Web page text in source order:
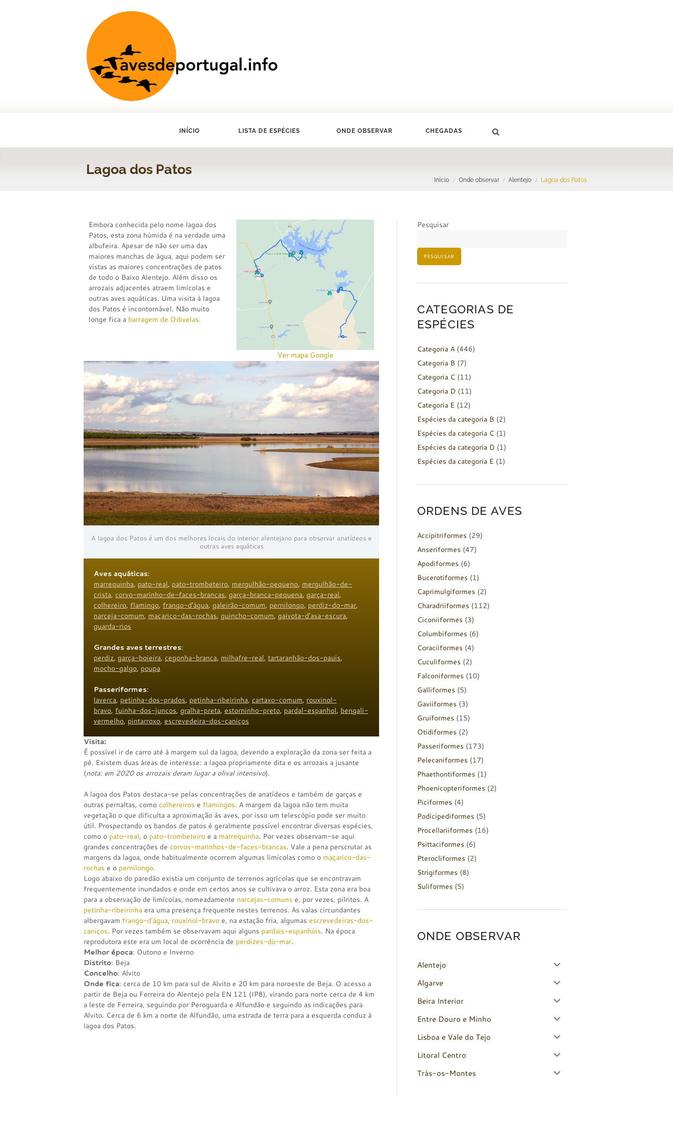
INÍCIO LISTA DE ESPÉCIES ONDE OBSERVAR CHEGADAS
Lagoa dos Patos
Início Onde observar Alentejo Lagoa dos Patos
Embora conhecida pelo nome lagoa dos
Patos, esta zona húmida é na verdade uma
albufeira. Apesar de não ser uma das
maiores manchas de água, aqui podem ser
vistas as maiores concentrações de patos
de todo o Baixo Alentejo. Além disso os
arrozais adjacentes atraem limícolas e
outras aves aquáticas. Uma visita à lagoa
dos Patos é incontornável. Não muito
longe fica a barragem de Odivelas.
Ver mapa Google
A lagoa dos Patos é um dos melhores locais do interior alentejano para observar anatídeos e
outras aves aquáticas
Aves aquáticas:
marrequinha, pato-real, pato-trombeteiro, mergulhão-pequeno, mergulhão-de-
crista, corvo-marinho-de-faces-brancas, garça-branca-pequena, garça-real,
colhereiro, flamingo, frango-d’água, galeirão-comum, pernilongo, perdiz-do-mar,
narceja-comum, maçarico-das-rochas, guincho-comum, gaivota-d’asa-escura,
guarda-rios
Grandes aves terrestres:
perdiz, garça-boieira, cegonha-branca, milhafre-real, tartaranhão-dos-pauis,
mocho-galgo, poupa
Passeriformes:
laverca, petinha-dos-prados, petinha-ribeirinha, cartaxo-comum, rouxinol-
bravo, fuinha-dos-juncos, gralha-preta, estorninho-preto, pardal-espanhol, bengali-
vermelho, pintarroxo, escrevedeira-dos-caniços
Visita:
É possível ir de carro até à margem sul da lagoa, devendo a exploração da zona ser feita a
pé. Existem duas áreas de interesse: a lagoa propriamente dita e os arrozais a jusante
(nota: em 2020 os arrozais deram lugar a olival intensivo).
A lagoa dos Patos destaca-se pelas concentrações de anatídeos e também de garças e
outras pernaltas, como colhereiros e flamingos. A margem da lagoa não tem muita
vegetação o que dificulta a aproximação às aves, por isso um telescópio pode ser muito
útil. Prospectando os bandos de patos é geralmente possível encontrar diversas espécies,
como o pato-real, o pato-trombeteiro e a marrequinha. Por vezes observam-se aqui
grandes concentrações de corvos-marinhos-de-faces-brancas. Vale a pena perscrutar as
margens da lagoa, onde habitualmente ocorrem algumas limícolas como o maçarico-das-
rochas e o pernilongo.
Logo abaixo do paredão existia um conjunto de terrenos agrícolas que se encontravam
frequentemente inundados e onde em certos anos se cultivava o arroz. Esta zona era boa
para a observação de limícolas, nomeadamente narcejas-comuns e, por vezes, pilritos. A
petinha-ribeirinha era uma presença frequente nestes terrenos. As valas circundantes
albergavam frango-d’água, rouxinol-bravo e, na estação fria, algumas escrevedeiras-dos-
caniços. Por vezes também se observavam aqui alguns pardais-espanhóis. Na época
reprodutora este era um local de ocorrência de perdizes-do-mar.
Melhor época: Outono e Inverno
Distrito: Beja
Concelho: Alvito
Onde fica: cerca de 10 km para sul de Alvito e 20 km para noroeste de Beja. O acesso a
partir de Beja ou Ferreira do Alentejo pela EN 121 (IP8), virando para norte cerca de 4 km
a leste de Ferreira, seguindo por Peroguarda e Alfundão e seguindo as indicações para
Alvito. Cerca de 6 km a norte de Alfundão, uma estrada de terra para a esquerda conduz à
lagoa dos Patos.
Pesquisar
PESQUISAR
CATEGORIAS DE
ESPÉCIES
Categoria A(446)
Categoria B (7)
Categoria C(11)
Categoria D (11)
Categoria E (12)
Espécies da categoria B (2)
Espécies da categoria C(1)
Espécies da categoria D (1)
Espécies da categoria E (1)
ORDENS DE AVES
Accipitriformes (29)
Anseriformes (47)
Apodiformes (6)
Bucerotiformes (1)
Caprimulgiformes (2)
Charadriiformes (112)
Ciconiiformes (3)
Columbiformes (6)
Coraciiformes (4)
Cuculiformes (2)
Falconiformes (10)
Galliformes (5)
Gaviiformes (3)
Gruiformes (15)
Otidiformes (2)
Passeriformes (173)
Pelecaniformes (17)
Phaethontiformes (1)
Phoenicopteriformes (2)
Piciformes (4)
Podicipediformes (5)
Procellariiformes (16)
Psittaciformes (6)
Pterocliformes (2)
Strigiformes (8)
Suliformes (5)
ONDE OBSERVAR
Alentejo
Algarve
Beira Interior
Entre Douro e Minho
Lisboa e Vale do Tejo
Litoral Centro
Trás-os-Montes